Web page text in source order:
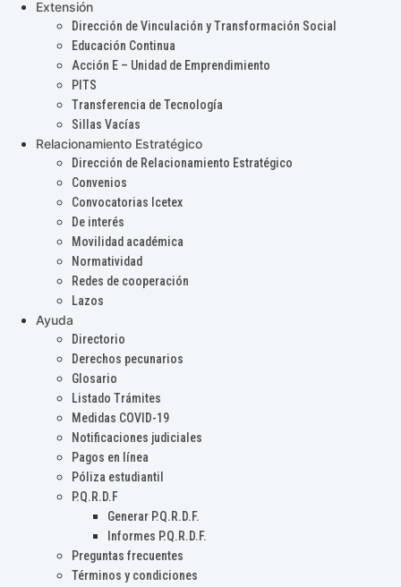
Extensión
Dirección de Vinculación y Transformación Social
Educación Continua
Acción E – Unidad de Emprendimiento
PITS
Transferencia de Tecnología
Sillas Vacías
Relacionamiento Estratégico
Dirección de Relacionamiento Estratégico
Convenios
Convocatorias Icetex
De interés
Movilidad académica
Normatividad
Redes de cooperación
Lazos
Ayuda
Directorio
Derechos pecunarios
Glosario
Listado Trámites
Medidas COVID-19
Notificaciones judiciales
Pagos en línea
Póliza estudiantil
P.Q.R.D.F
Generar P.Q.R.D.F.
Informes P.Q.R.D.F.
Preguntas frecuentes
Términos y condiciones